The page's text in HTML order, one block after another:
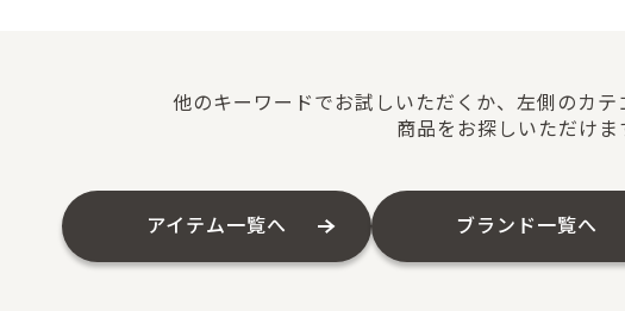
他のキーワードでお試しいただくか、左側のカ
商品をお探しいただけま
アイテム一覧へ ブランド一覧へ